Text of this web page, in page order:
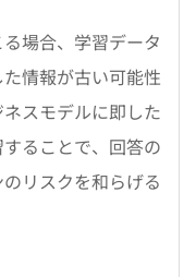
場合、学習データ
情報が古い可能性
スモデルに即した
ることで、回答の
リスクを和らげる